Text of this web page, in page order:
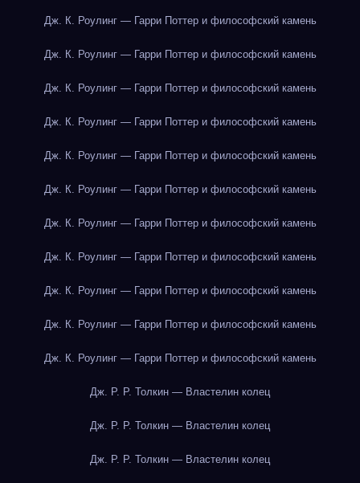
Дж. К. Роулинг — Гарри Поттер и философский камень
Дж. К. Роулинг — Гарри Поттер и философский камень
Дж. К. Роулинг — Гарри Поттер и философский камень
Дж. К. Роулинг — Гарри Поттер и философский камень
Дж. К. Роулинг — Гарри Поттер и философский камень
Дж. К. Роулинг — Гарри Поттер и философский камень
Дж. К. Роулинг — Гарри Поттер и философский камень
Дж. К. Роулинг — Гарри Поттер и философский камень
Дж. К. Роулинг — Гарри Поттер и философский камень
Дж. К. Роулинг — Гарри Поттер и философский камень
Дж. К. Роулинг — Гарри Поттер и философский камень
Дж. Р. Р. Толкин — Властелин колец
Дж. Р. Р. Толкин — Властелин колец
Дж. Р. Р. Толкин — Властелин колец